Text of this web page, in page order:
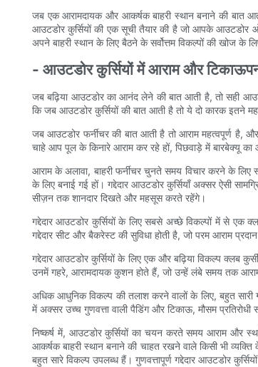
जब एक आरामदायक और आकर्षक बाहरी स्थान बनाने की बात
आउटडोर कुर्सियों की एक सूची तैयार की है जो आपके आउटडोर
अपने बाहरी स्थान के लिए बैठने के सर्वोत्तम विकल्पों की खोज के
- आउटडोर कुर्सियों में आराम और
जब बढ़िया आउटडोर का आनंद लेने की बात आती है, तो सही
कि जब आउटडोर कुर्सियों की बात आती है तो ये दो कारक इतने
जब आउटडोर फर्नीचर की बात आती है तो आराम महत्वपूर्ण है,
चाहे आप पूल के किनारे आराम कर रहे हों, पिछवाड़े में बारबेक्यू
आराम के अलावा, बाहरी फर्नीचर चुनते समय विचार करने के
के लिए बनाई गई हों। गद्देदार आउटडोर कुर्सियाँ अक्सर ऐसी
सीज़न तक शानदार दिखते और महसूस करते रहेंगे।
गद्देदार आउटडोर कुर्सियों के लिए सबसे अच्छे विकल्पों में से एक
गद्देदार सीट और बैकरेस्ट की सुविधा होती है, जो परम आराम
गद्देदार आउटडोर कुर्सियों के लिए एक और बढ़िया विकल्प क्लब
उनमें गहरे, आरामदायक कुशन होते हैं, जो उन्हें लंबे समय तक
अधिक आधुनिक विकल्प की तलाश करने वालों के लिए, बहुत सारी
में अक्सर उच्च गुणवत्ता वाली पैडिंग और टिकाऊ, मौसम प्रतिरोधी
निष्कर्ष में, आउटडोर कुर्सियों का चयन करते समय आराम और
आकर्षक बाहरी स्थान बनाने की चाहत रखने वाले किसी भी
बहुत सारे विकल्प उपलब्ध हैं। गुणवत्तापूर्ण गद्देदार आउटडोर